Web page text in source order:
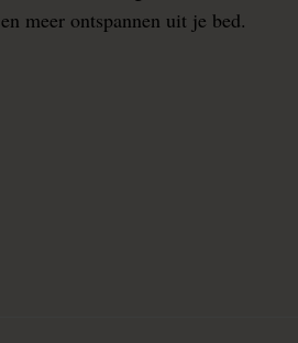
en meer ontspannen uit je bed.